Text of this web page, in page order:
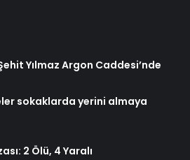
Yılmaz Argon Caddesi’nde
sokaklarda yerini almaya
2 Ölü, 4 Yaralı